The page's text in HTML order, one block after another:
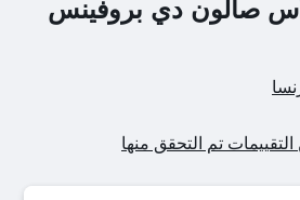
صالون دي بروفينس